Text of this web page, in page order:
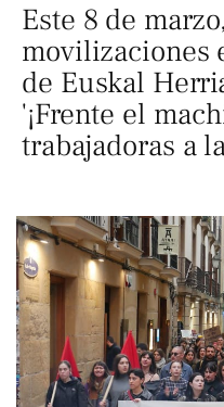
Este 8 de
movilizaciones
de Euskal
'¡Frente el
trabajadoras a